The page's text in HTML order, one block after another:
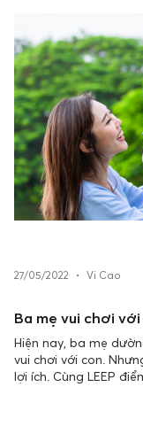
27/05/2022 • Vi Cao
Ba mẹ vui chơi
Hiện nay, ba mẹ
vui chơi với con.
lợi ích. Cùng LEEP